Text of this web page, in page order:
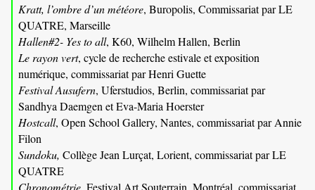
Kratt, l’ombre d’un météore, Buropolis, Commissariat par LE
QUATRE, Marseille
Hallen#2- Yes to all, K60, Wilhelm Hallen, Berlin
Le rayon vert, cycle de recherche estivale et exposition
numérique, commissariat par Henri Guette
Festival Ausufern, Uferstudios, Berlin, commissariat par
Sandhya Daemgen et Eva-Maria Hoerster
Hostcall, Open School Gallery, Nantes, commissariat par Annie
Filon
Sundoku, Collège Jean Lurçat, Lorient, commissariat par LE
QUATRE
Chronométrie, Festival Art Souterrain, Montréal, commissariat